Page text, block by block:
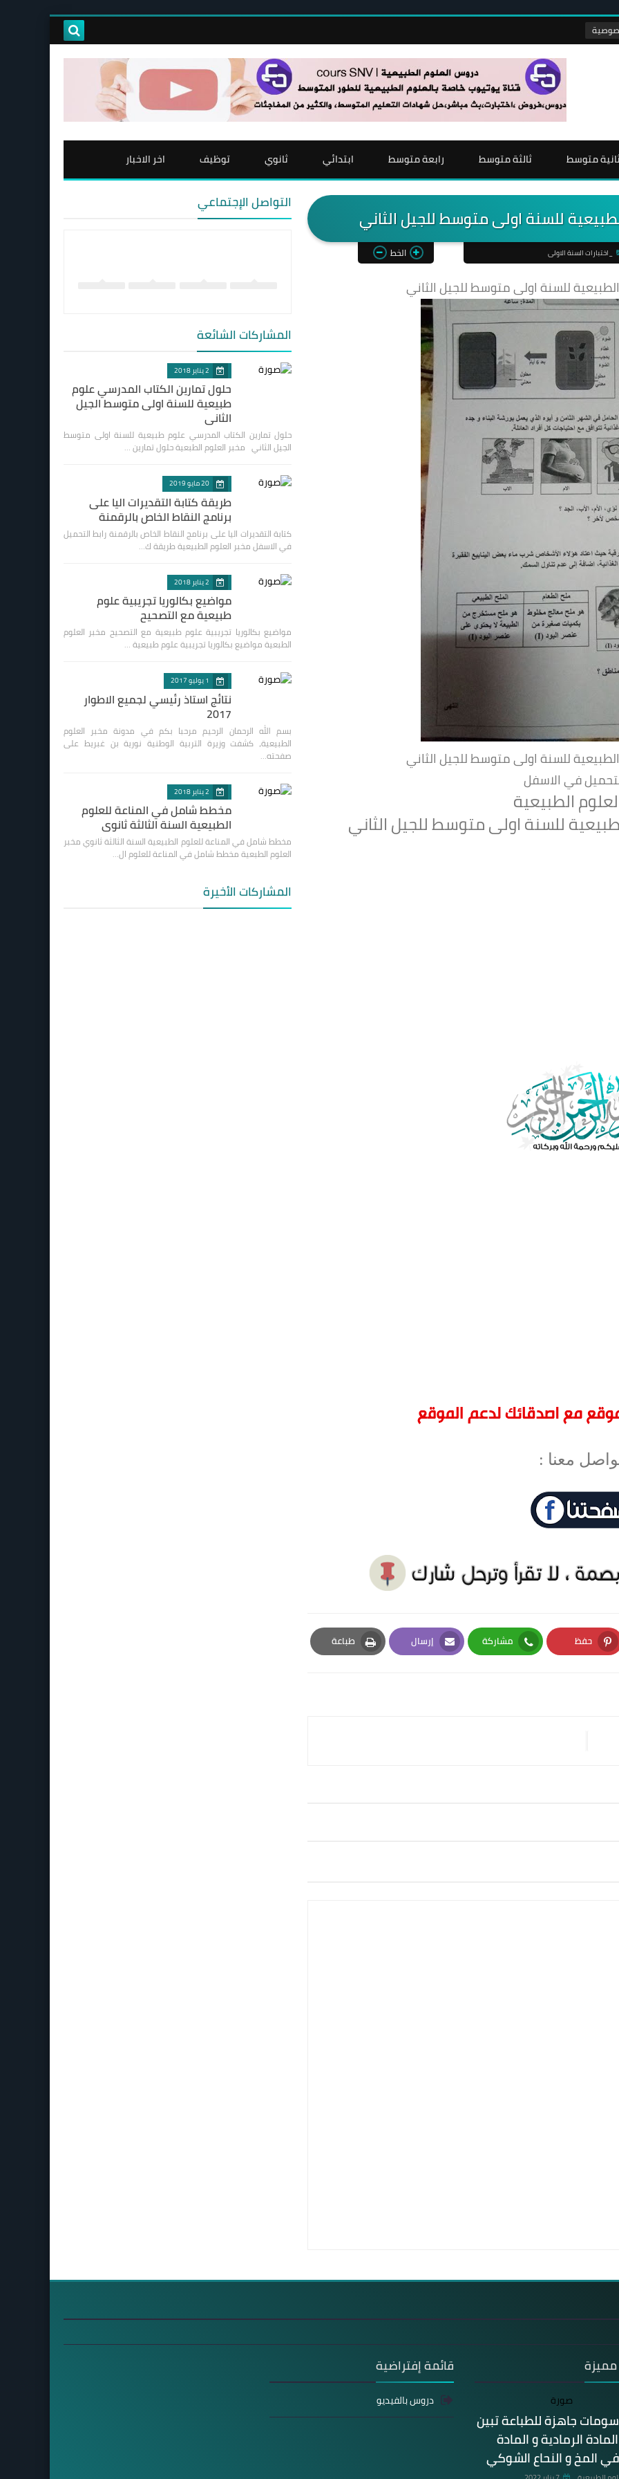
متوسط ثالثة متوسط رابعة متوسط ابتدائي ثانوي توظيف اخر الاخبار
للسنة اولى متوسط للجيل الثاني
_اختبارات السنة الاولى الخط
للسنة اولى متوسط للجيل الثاني
للسنة اولى متوسط للجيل الثاني
في الاسفل
الطبيعية
للسنة اولى متوسط للجيل الثاني
معنا :
حفظ
Pinterest
مشاركة
Whatsapp
إرسال
Email
طباعة
Print
التواصل الإجتماعي
المشاركات الشائعة
2 يناير 2018
حلول تمارين الكتاب المدرسي علوم
طبيعية للسنة اولى متوسط الجيل
الثاني
حلول تمارين الكتاب المدرسي علوم طبيعية للسنة اولى متوسط
الجيل الثاني مخبر العلوم الطبعية حلول تمارين …
20 مايو 2019
طريقة كتابة التقديرات اليا على
برنامج النقاط الخاص بالرقمنة
كتابة التقديرات اليا على برنامج النقاط الخاص بالرقمنة رابط التحميل
في الاسفل مخبر العلوم الطبيعية طريقة ك…
2 يناير 2018
مواضيع بكالوريا تجريبية علوم
طبيعية مع التصحيح
مواضيع بكالوريا تجريبية علوم طبيعية مع التصحيح مخبر العلوم
الطبعية مواضيع بكالوريا تجريبية علوم طبيعية …
1 يوليو 2017
نتائج استاذ رئيسي لجميع الاطوار
2017
بسم الله الرحمان الرحيم مرحبا بكم في مدونة مخبر العلوم
الطبيعية، كشفت وزيرة التربية الوطنية نورية بن غبريط على
صفحته…
2 يناير 2018
مخطط شامل في المناعة للعلوم
الطبيعية السنة الثالثة ثانوي
مخطط شامل في المناعة للعلوم الطبيعية السنة الثالثة ثانوي مخبر
العلوم الطبعية مخطط شامل في المناعة للعلوم ال…
المشاركات الأخيرة
جاهزة للطباعة تبين
الرمادية و المادة
في المخ و النحاع الشوكي
قائمة إفتراضية
دروس بالفيديو